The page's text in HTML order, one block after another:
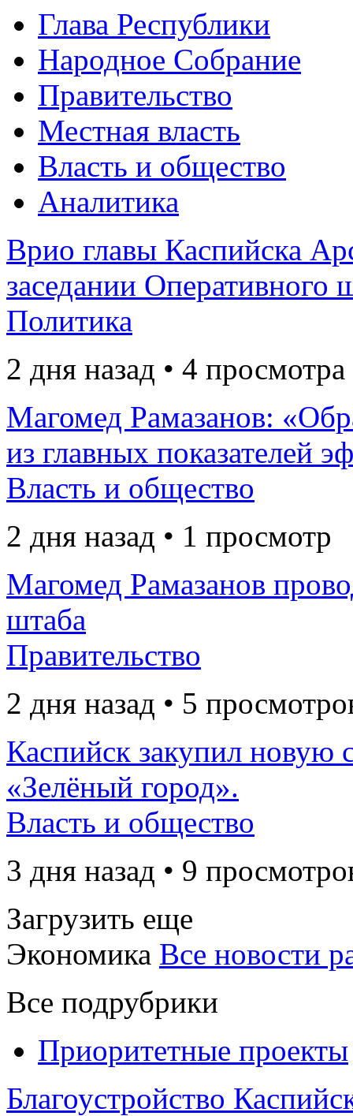
Глава Республики
Народное Собрание
Правительство
Местная власть
Власть и общество
Аналитика
Врио главы Каспийска
заседании Оперативного
Политика
2 дня назад • 4 просмотра
Магомед Рамазанов:
из главных показателей
Власть и общество
2 дня назад • 1 просмотр
Магомед Рамазанов
штаба
Правительство
2 дня назад • 5
Каспийск закупил
«Зелёный город».
Власть и общество
3 дня назад • 9
Загрузить еще
Экономика Все новости
Все подрубрики
Приоритетные проекты
Благоустройство